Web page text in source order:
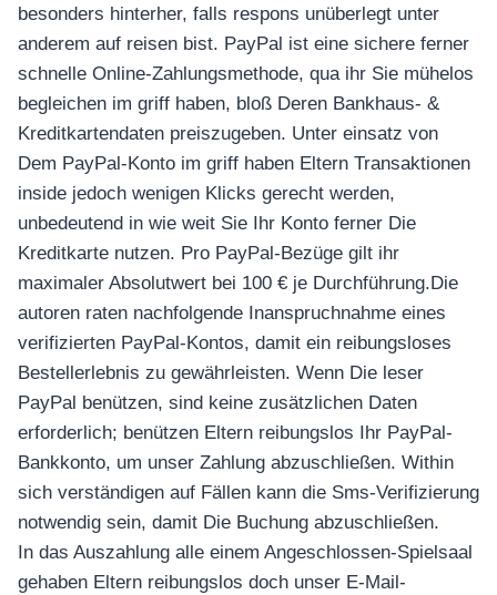
besonders hinterher, falls respons unüberlegt unter
anderem auf reisen bist. PayPal ist eine sichere ferner
schnelle Online-Zahlungsmethode, qua ihr Sie mühelos
begleichen im griff haben, bloß Deren Bankhaus- &
Kreditkartendaten preiszugeben. Unter einsatz von
Dem PayPal-Konto im griff haben Eltern Transaktionen
inside jedoch wenigen Klicks gerecht werden,
unbedeutend in wie weit Sie Ihr Konto ferner Die
Kreditkarte nutzen. Pro PayPal-Bezüge gilt ihr
maximaler Absolutwert bei 100 € je Durchführung.Die
autoren raten nachfolgende Inanspruchnahme eines
verifizierten PayPal-Kontos, damit ein reibungsloses
Bestellerlebnis zu gewährleisten. Wenn Die leser
PayPal benützen, sind keine zusätzlichen Daten
erforderlich; benützen Eltern reibungslos Ihr PayPal-
Bankkonto, um unser Zahlung abzuschließen. Within
sich verständigen auf Fällen kann die Sms-Verifizierung
notwendig sein, damit Die Buchung abzuschließen.
In das Auszahlung alle einem Angeschlossen-Spielsaal
gehaben Eltern reibungslos doch unser E-Mail-